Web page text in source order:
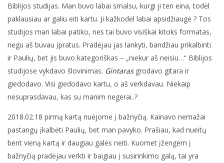
Biblijos studijas. Man buvo labai smalsu, kurgi ji ten eina, todėl
paklausiau ar galiu eiti kartu. Ji kažkodėl labai apsidžiaugė ? Tos
studijos man labai patiko, nes tai buvo visiškai kitoks formatas,
negu aš buvau įpratus. Pradėjau jas lankyti, bandžiau prikalbinti
ir Paulių, bet jis buvo kategoriškas – „niekur aš neisiu…“ Biblijos
studijose vykdavo šlovinimas. Gintarasgrodavo gitara ir
giedodavo. Visi giedodavo kartu, o aš verkdavau. Niekaip
nesuprasdavau, kas su manim negerai..?
2018.02.18 pirmą kartą nuėjome į bažnyčią. Kainavo nemažai
pastangų įkalbėti Paulių, bet man pavyko. Prašiau, kad nueitų
bent vieną kartą ir daugiau galės neiti. Kuomet įžengėm į
bažnyčią pradėjau verkti ir baigiau į susirinkimo galą, tai yra